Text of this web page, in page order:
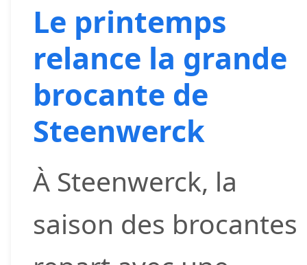
Le printemps
relance la grande
brocante de
Steenwerck
À Steenwerck, la
saison des brocantes